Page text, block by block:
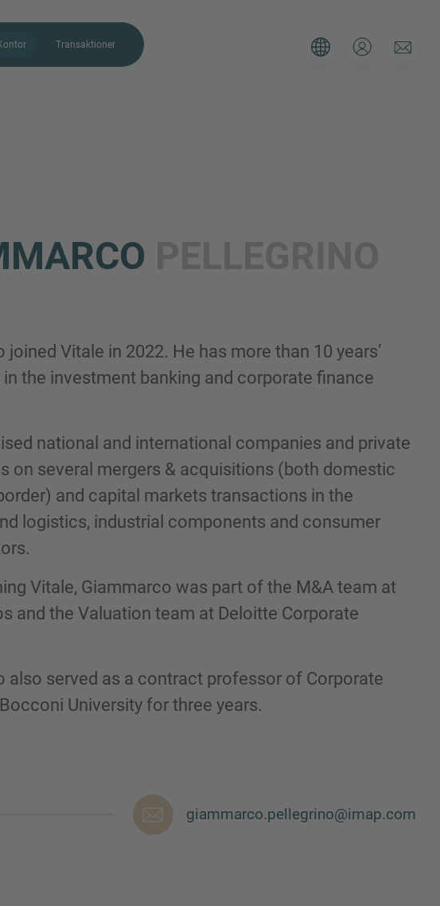
Transaktioner
joined Vitale in 2022. He has more than 10 years’
the investment banking and corporate finance
national and international companies and private
on several mergers & acquisitions (both domestic
and capital markets transactions in the
logistics, industrial components and consumer
Vitale, Giammarco was part of the M&A team at
and the Valuation team at Deloitte Corporate
also served as a contract professor of Corporate
University for three years.
giammarco.pellegrino@imap.com
lite mer om din nuvarande situation så
E-post
har läst och godkänner IMAPs Legal Notice och Cookie